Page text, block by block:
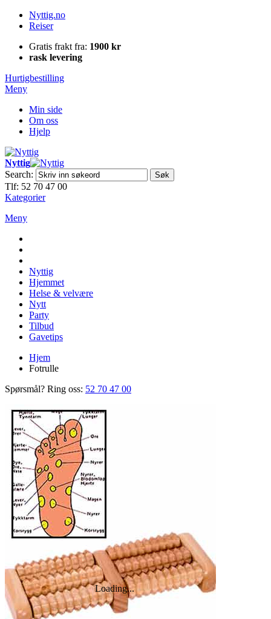
Nyttig.no
Reiser
Gratis frakt fra: 1900 kr
rask levering
Hurtigbestilling
Meny
Min side
Om oss
Hjelp
Nyttig
Search:
Søk
Tlf: 52 70 47 00
Kategorier
Meny
Nyttig
Hjemmet
Helse & velvære
Nytt
Party
Tilbud
Gavetips
Hjem
Fotrulle
Spørsmål? Ring oss: 52 70 47 00